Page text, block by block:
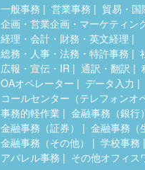
一般事務 営業事務
貿易・国
企画・営業企画・マーケティン
経理・会計・財務・英文経理
総務・人事・法務・特許事務
広報・宣伝・IR
通訳・翻訳
OAオペレーター
データ入力
コールセンター（テレフォンオ
事務的軽作業
金融事務（銀行）
金融事務（証券）
金融事務（
金融事務（その他）
学校事務
アパレル事務
その他オフィス